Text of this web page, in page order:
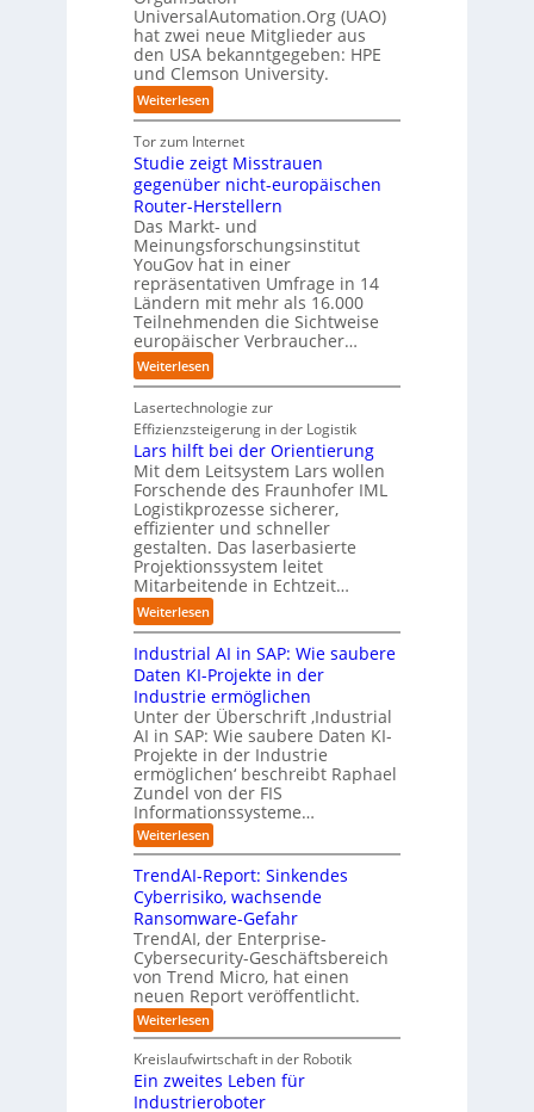
u
t
s
c
h
l
a
n
d
a
x
i
s
n
a
e
A
u
t
o
m
a
t
i
s
i
e
r
u
n
g
s
l
ö
s
u
n
g
e
n
a
u
f
d
i
e
Z
u
k
u
n
f
t
d
e
r
I
n
d
t
r
i
e
a
u
t
o
m
a
i
s
i
e
r
u
n
g
S
y
s
t
e
m
T
e
a
t
r
i
t
t
I
n
d
u
t
r
i
a
l
B
s
i
n
e
s
s
E
c
y
s
t
e
m
v
o
n
F
o
r
m
w
a
s
b
UniversalAutomation.Org (UAO)
hat zwei neue Mitglieder aus
den USA bekanntgegeben: HPE
und Clemson University.
Weiterlesen:
U
n
i
v
e
r
s
a
l
A
u
t
o
m
a
t
i
o
n
.
O
g
w
ä
c
h
s
t
w
e
i
t
e
r
Tor zum Internet
Studie zeigt Misstrauen
gegenüber nicht-europäischen
Router-Herstellern
Das Markt- und
Meinungsforschungsinstitut
YouGov hat in einer
repräsentativen Umfrage in 14
Ländern mit mehr als 16.000
Teilnehmenden die Sichtweise
europäischer Verbraucher…
Weiterlesen:
S
t
u
d
i
e
z
e
i
g
t
M
i
s
s
r
a
u
e
n
g
e
g
e
n
ü
b
e
r
n
i
c
h
t
-
Lasertechnologie zur
Effizienzsteigerung in der Logistik
Lars hilft bei der Orientierung
Mit dem Leitsystem Lars wollen
Forschende des Fraunhofer IML
Logistikprozesse sicherer,
effizienter und schneller
gestalten. Das laserbasierte
Projektionssystem leitet
Mitarbeitende in Echtzeit…
Weiterlesen:
L
a
r
s
h
l
f
t
b
e
i
d
e
r
O
r
i
e
n
t
i
e
r
Industrial AI in SAP: Wie saubere
Daten KI-Projekte in der
Industrie ermöglichen
Unter der Überschrift ‚Industrial
AI in SAP: Wie saubere Daten KI-
Projekte in der Industrie
ermöglichen‘ beschreibt Raphael
Zundel von der FIS
Informationssysteme…
Weiterlesen:
I
n
d
u
s
t
r
i
a
l
A
I
n
S
A
TrendAI-Report: Sinkendes
Cyberrisiko, wachsende
Ransomware-Gefahr
TrendAI, der Enterprise-
Cybersecurity-Geschäftsbereich
von Trend Micro, hat einen
neuen Report veröffentlicht.
Weiterlesen:
T
e
n
d
Kreislaufwirtschaft in der Robotik
Ein zweites Leben für
Industrieroboter